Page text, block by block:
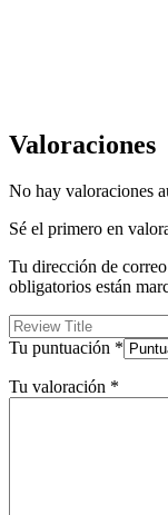
Valoraciones
No hay valoraciones
Sé el primero en
Tu dirección de
obligatorios están
Tu puntuación *
Tu valoración *